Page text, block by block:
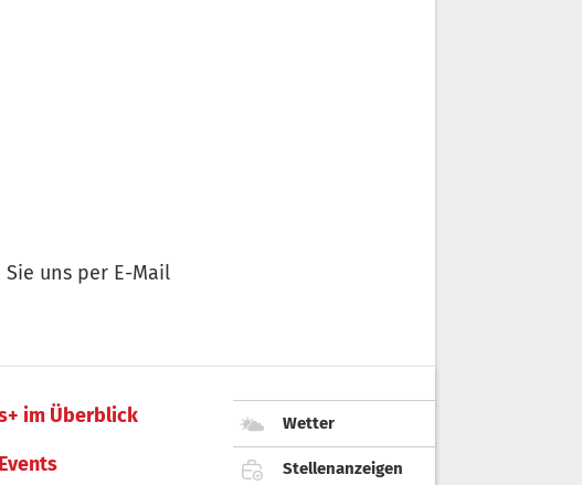
uns per E-Mail
im Überblick
Events
Wetter
Stellenanzeigen